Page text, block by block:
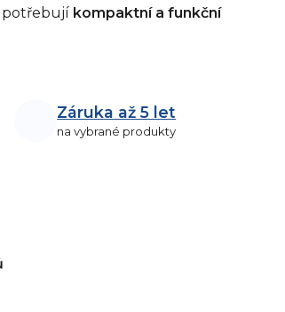
potřebují kompaktní a funkční
Záruka až 5 let
na vybrané produkty